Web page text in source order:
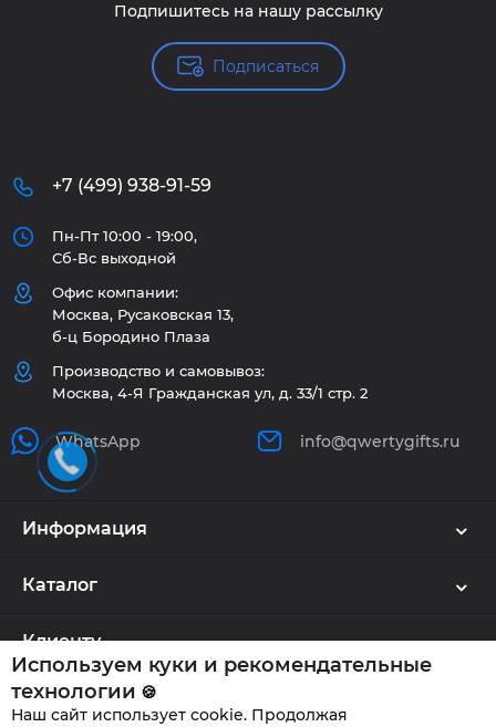
Подпишитесь на нашу рассылку
Подписаться
+7 (499) 938-91-59
Пн-Пт 10:00 - 19:00,
Сб-Вс выходной
Офис компании:
Москва, Русаковская 13,
б-ц Бородино Плаза
Производство и самовывоз:
Москва, 4-Я Гражданская ул, д. 33/1 стр. 2
WhatsApp info@qwertygifts.ru
Информация
Каталог
Клиенту
QWERTYGIFTS © 2026
Используем куки и рекомендательные
технологии 🍪
Наш сайт использует cookie. Продолжая